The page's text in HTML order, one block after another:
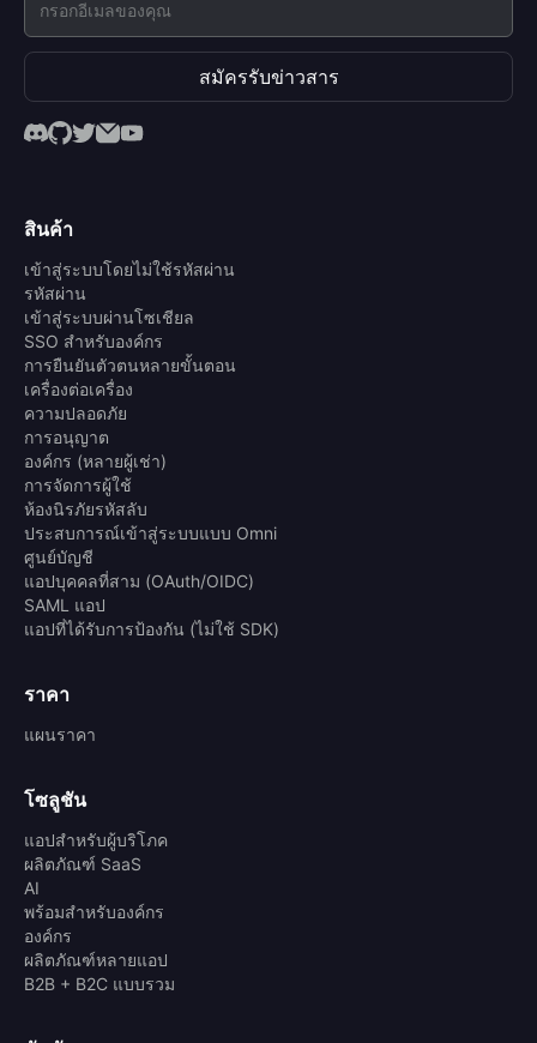
สมัครรับข่าวสาร
สินค้า
เข้าสู่ระบบโดยไม่ใช้รหัสผ่าน
รหัสผ่าน
เข้าสู่ระบบผ่านโซเชียล
SSO สำหรับองค์กร
การยืนยันตัวตนหลายขั้นตอน
เครื่องต่อเครื่อง
ความปลอดภัย
การอนุญาต
องค์กร (หลายผู้เช่า)
การจัดการผู้ใช้
ห้องนิรภัยรหัสลับ
ประสบการณ์เข้าสู่ระบบแบบ Omni
ศูนย์บัญชี
แอปบุคคลที่สาม (OAuth/OIDC)
SAML แอป
แอปที่ได้รับการป้องกัน (ไม่ใช้ SDK)
ราคา
แผนราคา
โซลูชัน
แอปสำหรับผู้บริโภค
ผลิตภัณฑ์ SaaS
AI
พร้อมสำหรับองค์กร
องค์กร
ผลิตภัณฑ์หลายแอป
B2B + B2C แบบรวม